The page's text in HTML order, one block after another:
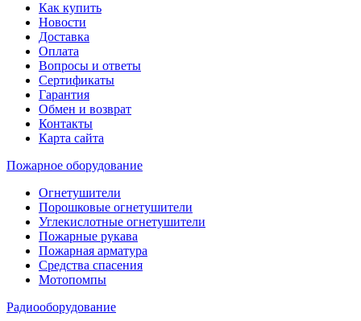
Как купить
Новости
Доставка
Оплата
Вопросы и ответы
Сертификаты
Гарантия
Обмен и возврат
Контакты
Карта сайта
Пожарное оборудование
Огнетушители
Порошковые огнетушители
Углекислотные огнетушители
Пожарные рукава
Пожарная арматура
Средства спасения
Мотопомпы
Радиооборудование